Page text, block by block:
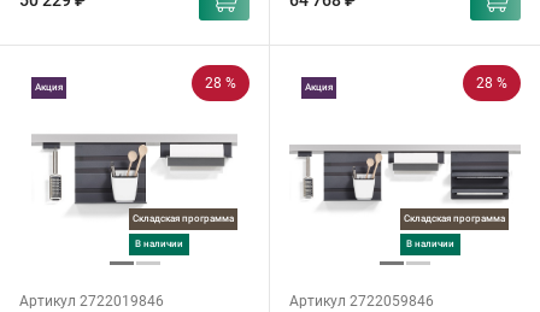
28 %
Складская программа
в наличии
Акция
Артикул 2722019846
28 %
Складская программа
в наличии
Акция
Артикул 2722059846